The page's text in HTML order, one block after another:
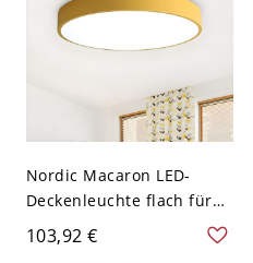
Nordic Macaron LED-
Deckenleuchte flach für
Kinderzimmer &
Schlafzimmer - Orange
103,92 €